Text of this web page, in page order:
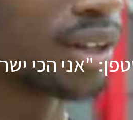
"אני הכי